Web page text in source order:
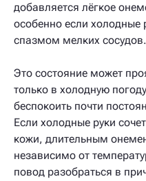
добавляется лёгкое
особенно если холодные
спазмом мелких сосудов.
Это состояние может
только в холодную
беспокоить почти
Если холодные руки
кожи, длительным
независимо от
повод разобраться в